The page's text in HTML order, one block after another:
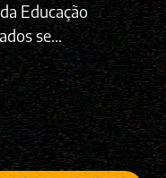
Educação
se…